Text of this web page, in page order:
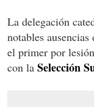
La delegación
notables ausencias
el primer por
con la Selección